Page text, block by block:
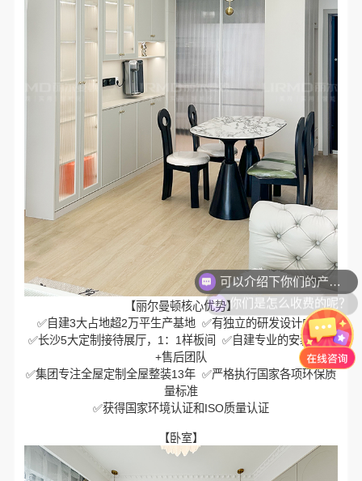
【丽尔曼顿核心优势】
✅自建3大占地超2万平生产基地 ✅有独立的研发设计中心
✅长沙5大定制接待展厅，1：1样板间 ✅自建专业的安装团队
+售后团队
✅集团专注全屋定制全屋整装13年 ✅严格执行国家各项环保质
量标准
✅获得国家环境认证和ISO质量认证
【卧室】
你们是怎么收费的呢？